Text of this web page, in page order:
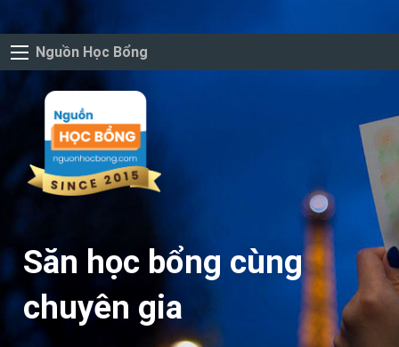
Nguồn Học Bổng
Săn học bổng cùng
chuyên gia